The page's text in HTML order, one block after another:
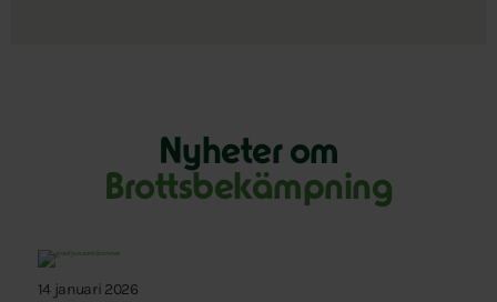
Nyheter om
Brottsbekämpning
14 januari 2026